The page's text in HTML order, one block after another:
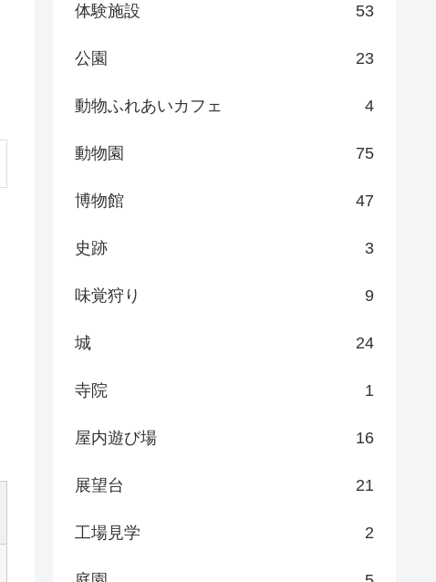
体験施設 53
公園 23
動物ふれあいカフェ 4
動物園 75
博物館 47
史跡 3
味覚狩り 9
城 24
寺院 1
屋内遊び場 16
展望台 21
工場見学 2